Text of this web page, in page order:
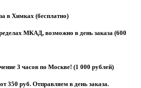
в Химках (бесплатно)
МКАД, возможно в день заказа (600
3 часов по Москве! (1 000 рублей)
350 руб. Отправляем в день заказа.